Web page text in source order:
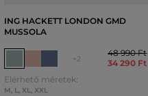
ING HACKETT LONDON GMD
MUSSOLA
+2
48 990 Ft
34 290 Ft
Elérhető méretek:
M, L, XL, XXL